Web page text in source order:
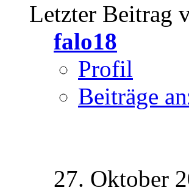
Letzter Beitrag
falo18
Profil
Beiträge
27. Oktober